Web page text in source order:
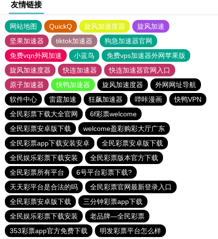
友情链接
网站地图 QuickQ 旋风加速度器
旋风加速
坚果加速器
tiktok加速器
狗急加速器官网
免费vqn外网加速
小蓝鸟
免费vps加速器外网苹果版
旋风加速度器
快连加速器
快连加速器官网入口
原子加速器
快鸭加速器 旋风加速度器
外网网址导航
软件中心
雷霆加速 狂飙加速器 哔咔漫画
快鸭VPN
全民彩票下载大全官网
6f彩票welcome
全民彩票安卓版下载
welcome盈彩购彩大厅广东
全民彩票app下载安装安卓
全民彩票安卓版下载
全民娱乐彩票下载安装
全民彩票版本官方下载
全民彩票所有平台
6号平台彩票下载?
天天彩平台是合法的吗
全民彩票官网最新登录入口
全民彩票安卓版下载
三分钟彩票app下载
全民娱乐彩票下载安装
老品牌—全民彩票
353彩票app官方免费下载
明发彩票平台怎么样